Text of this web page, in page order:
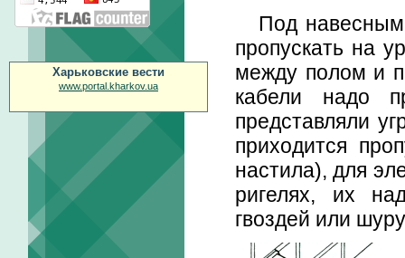
Харьковские вести
www.portal.kharkov.ua
Под
пропускать на
между полом и
кабели надо
представляли
приходится
настила), для
ригелях, их
гвоздей или